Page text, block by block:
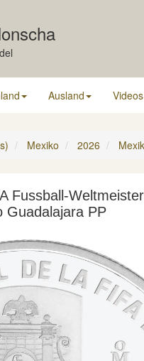
Ausland Videos
Mexiko 2026
Fussball-
Guadalajara PP